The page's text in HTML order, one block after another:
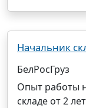
Начальник
БелРосГруз
Опыт работы
складе от 2